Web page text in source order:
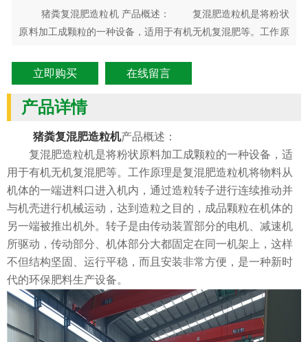
猪粪复混肥造粒机 产品概述： 复混肥造粒机是将粉状
原料加工成颗粒的一种设备，适用于有机无机复混肥等。工作原
粒转子进行连续推动并与机壳进行机械运动，达到造粒之目的，
成品颗粒在机体的另一端被推出机外。转子是由传动装置部分的
电机、减
立即购买 在线留言
产品详情
猪粪复混肥造粒机产品概述：
复混肥造粒机是将粉状原料加工成颗粒的一种设备，适
用于有机无机复混肥等。工作原理是复混肥造粒机将物料从
机体的一端进料口进入机内，通过造粒转子进行连续推动并
与机壳进行机械运动，达到造粒之目的，成品颗粒在机体的
另一端被推出机外。转子是由传动装置部分的电机、减速机
所驱动，传动部分、机体部分大都固定在同一机架上，这样
不但结构坚固、运行平稳，而且安装非常方便，是一种新时
代的环保肥料生产设备。